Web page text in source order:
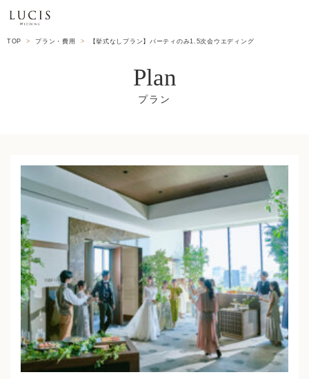
TOP プラン・費用 【挙式なしプラン】パーティのみ1.5次会ウエディング
Plan